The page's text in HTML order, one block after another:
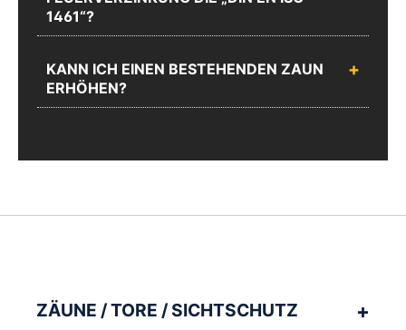
1461“?
KANN ICH EINEN BESTEHENDEN ZAUN
ERHÖHEN?
ZÄUNE / TORE / SICHTSCHUTZ